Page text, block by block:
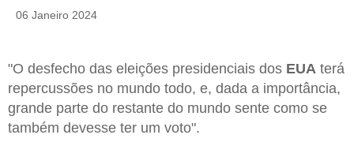
06 Janeiro 2024
"O desfecho das eleições presidenciais dos EUA terá
repercussões no mundo todo, e, dada a importância,
grande parte do restante do mundo sente como se
também devesse ter um voto".